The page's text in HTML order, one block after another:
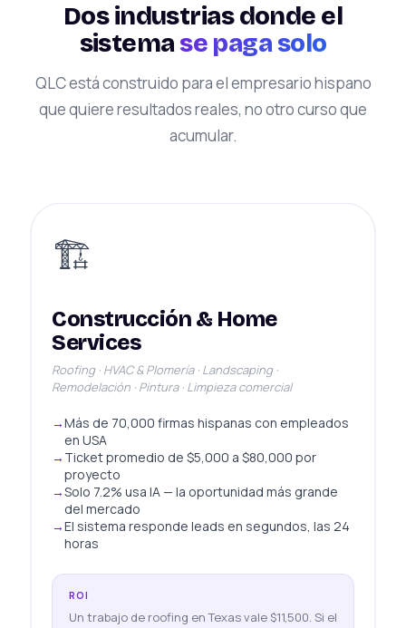
Dos industrias donde el
sistemase paga solo
QLC está construido para el empresario hispano
que quiere resultados reales, no otro curso que
acumular.
🏗️
Construcción & Home
Services
Roofing · HVAC & Plomería · Landscaping ·
Remodelación · Pintura · Limpieza comercial
Más de 70,000 firmas hispanas con empleados
en USA
Ticket promedio de $5,000 a $80,000 por
proyecto
Solo 7.2% usa IA — la oportunidad más grande
del mercado
El sistema responde leads en segundos, las 24
horas
ROI
Un trabajo de roofing en Texas vale $11,500. Si el